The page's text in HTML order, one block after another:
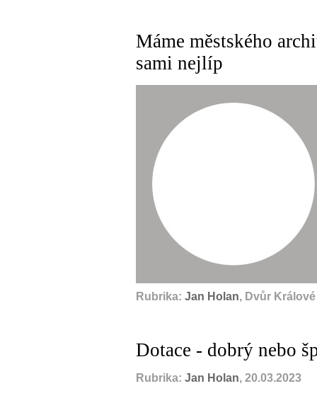
Máme městského
sami nejlíp
Rubrika: Jan Holan, Dvůr
Dotace - dobrý nebo
Rubrika: Jan Holan, 20.03.2023